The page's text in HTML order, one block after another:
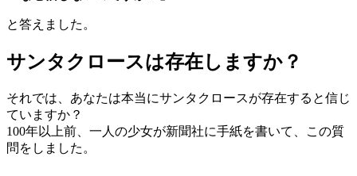
と答えました。
サンタクロースは存在しますか？
それでは、あなたは本当にサンタクロースが存在すると信じ
ていますか？
100年以上前、一人の少女が新聞社に手紙を書いて、この質
問をしました。